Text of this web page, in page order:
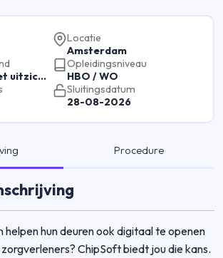
Procedure
helpen hun deuren ook digitaal te openen
ChipSoft biedt jou die kans.
Locatie
Amsterdam
Tijdelijk, met uitzicht op vast
Opleidingsniveau
HBO / WO
Sluitingsdatum
28-08-2026